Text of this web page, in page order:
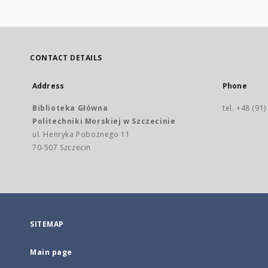
CONTACT DETAILS
Address
Biblioteka Główna
Politechniki Morskiej w Szczecinie
ul. Henryka Pobożnego 11
70-507 Szczecin
Phone
tel. +48
SITEMAP
Main page